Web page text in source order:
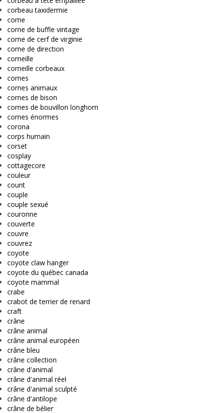
corbeau taxidermie
corne
corne de buffle vintage
corne de cerf de virginie
corne de direction
corneille
corneille corbeaux
cornes
cornes animaux
cornes de bison
cornes de bouvillon longhorn
cornes énormes
corona
corps humain
corset
cosplay
cottagecore
couleur
count
couple
couple sexué
couronne
couverte
couvre
couvrez
coyote
coyote claw hanger
coyote du québec canada
coyote mammal
crabe
crabot de terrier de renard
craft
crâne
crâne animal
crâne animal européen
crâne bleu
crâne collection
crâne d'animal
crâne d'animal réel
crâne d'animal sculpté
crâne d'antilope
crâne de bélier